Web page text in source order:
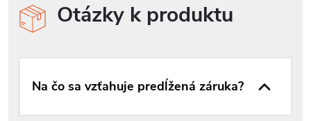
Otázky k produktu
Na čo sa vzťahuje predĺžená záruka?